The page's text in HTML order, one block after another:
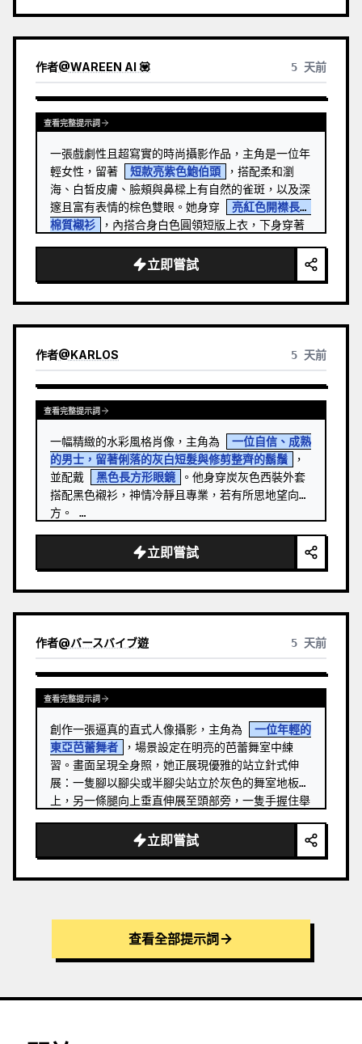
作者@WAREEN AI 💟 5 天前
查看完整提示詞
一張戲劇性且超寫實的時尚攝影作品，主角是一位年
輕女性，留著
短款亮紫色鮑伯頭
，搭配柔和瀏
海、白皙皮膚、臉頰與鼻樑上有自然的雀斑，以及深
邃且富有表情的棕色雙眼。她身穿
亮紅色開襟長袖
棉質襯衫
，內搭合身白色圓領短版上衣，下身穿著
立即嘗試
作者@KARLOS 5 天前
查看完整提示詞
一幅精緻的水彩風格肖像，主角為
一位自信、成熟
的男士，留著俐落的灰白短髮與修剪整齊的鬍鬚
，
並配戴
黑色長方形眼鏡
。他身穿炭灰色西裝外套
搭配黑色襯衫，神情冷靜且專業，若有所思地望向遠
方。 …
立即嘗試
作者@バースバイブ遊 5 天前
查看完整提示詞
創作一張逼真的直式人像攝影，主角為
一位年輕的
東亞芭蕾舞者
，場景設定在明亮的芭蕾舞室中練
習。畫面呈現全身照，她正展現優雅的站立針式伸
展：一隻腳以腳尖或半腳尖站立於灰色的舞室地板
上，另一條腿向上垂直伸展至頭部旁，一隻手握住舉
立即嘗試
查看全部提示詞